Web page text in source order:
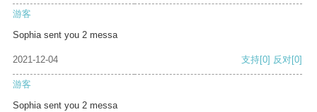
游客
Sophia sent you 2 messa
2021-12-04 支持[0] 反对[0]
游客
Sophia sent you 2 messa